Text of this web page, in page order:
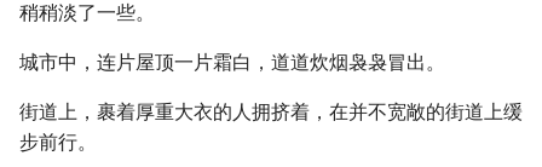
稍稍淡了一些。
城市中，连片屋顶一片霜白，道道炊烟袅袅冒出。
街道上，裹着厚重大衣的人拥挤着，在并不宽敞的街道上缓
步前行。